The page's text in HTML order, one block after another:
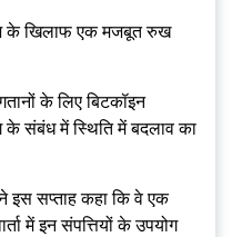
के खिलाफ एक मजबूत रुख
के लिए बिटकॉइन
के संबंध में स्थिति में बदलाव का
इस सप्ताह कहा कि वे एक
में इन संपत्तियों के उपयोग